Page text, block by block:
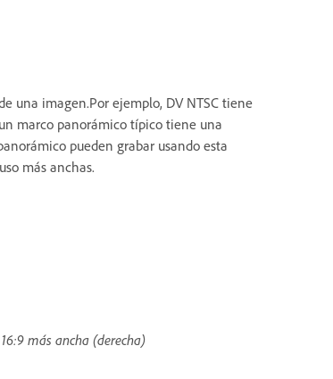
una imagen.Por ejemplo, DV NTSC tiene
marco panorámico típico tiene una
pueden grabar usando esta
más anchas.
más ancha (derecha)